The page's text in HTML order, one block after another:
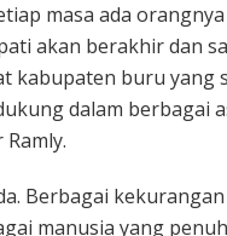
masa ada
akan berakhir dan
kabupaten buru yang
dalam berbagai
Berbagai kekurangan
manusia yang